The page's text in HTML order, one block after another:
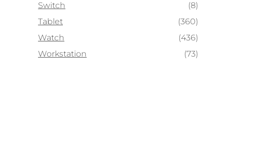
Switch
(8)
Tablet
(360)
Watch
(436)
Workstation
(73)